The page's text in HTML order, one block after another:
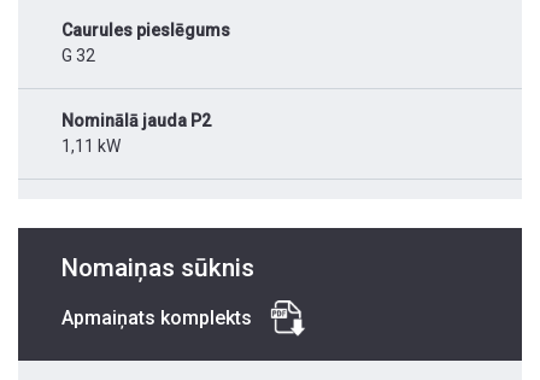
Caurules pieslēgums
G 32
Nominālā jauda P2
1,11 kW
Nomaiņas sūknis
Apmaiņats komplekts